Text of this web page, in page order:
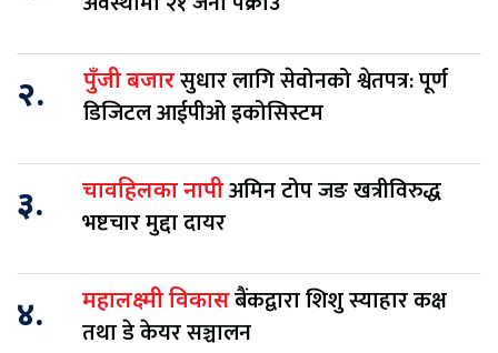
२. पुँजी बजारसुधार लागि सेवोनको श्वेतपत्र: पूर्ण
डिजिटल आईपीओ इकोसिस्टम
३. चावहिलका नापीअमिन टोप जङ खत्रीविरुद्ध
भष्टचार मुद्दा दायर
४. महालक्ष्मी विकासबैंकद्वारा शिशु स्याहार कक्ष
तथा डे केयर सञ्चालन